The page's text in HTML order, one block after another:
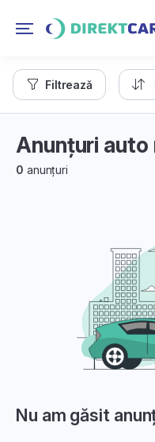
Filtrează
Anunțuri auto
0 anunțuri
Nu am găsit